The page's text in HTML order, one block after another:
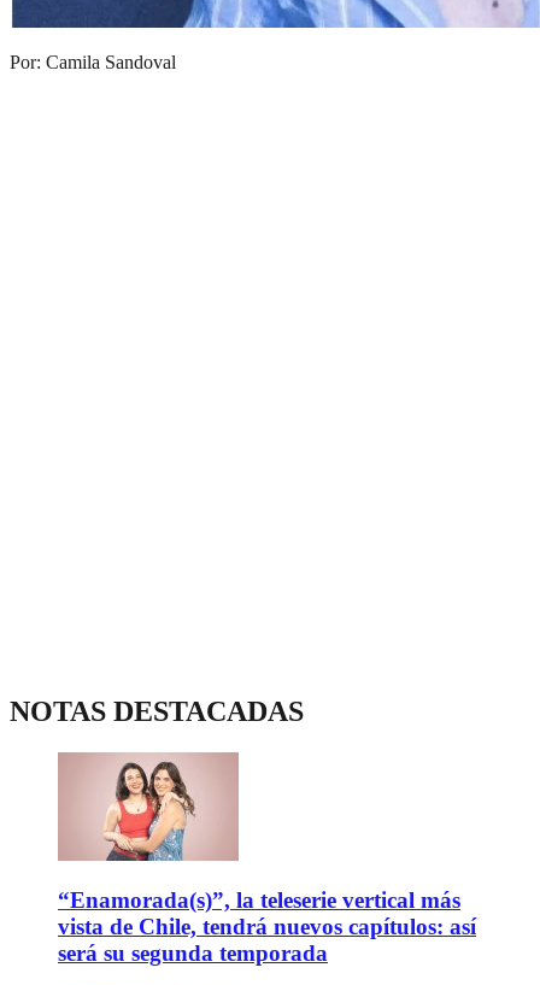
Por: Camila Sandoval
NOTAS DESTACADAS
“Enamorada(s)”, la teleserie vertical más
vista de Chile, tendrá nuevos capítulos: así
será su segunda temporada